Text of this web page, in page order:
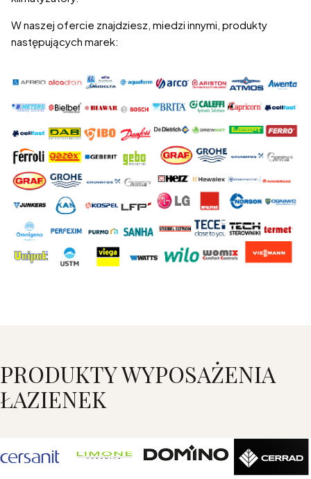
W naszej ofercie znajdziesz, miedzi innymi, produkty
następujących marek:
PRODUKTY WYPOSAŻENIA
ŁAZIENEK